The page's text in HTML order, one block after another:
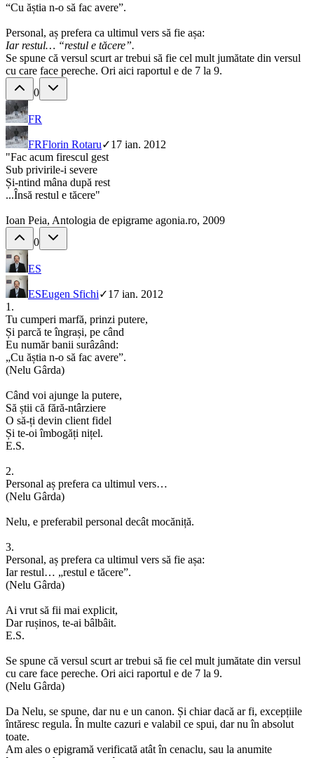
“Cu ăștia n-o să fac avere”.
Personal, aș prefera ca ultimul vers să fie așa:
Iar restul… “restul e tăcere”.
Se spune că versul scurt ar trebui să fie cel mult jumătate din versul
cu care face pereche. Ori aici raportul e de 7 la 9.
0
FR
FRFlorin Rotaru✓17 ian. 2012
"Fac acum firescul gest
Sub privirile-i severe
Și-ntind mâna după rest
...Însă restul e tăcere"
Ioan Peia, Antologia de epigrame agonia.ro, 2009
0
ES
ESEugen Sfichi✓17 ian. 2012
1.
Tu cumperi marfă, prinzi putere,
Și parcă te îngrași, pe când
Eu număr banii surâzând:
„Cu ăștia n-o să fac avere”.
(Nelu Gârda)
Când voi ajunge la putere,
Să știi că fără-ntârziere
O să-ți devin client fidel
Și te-oi îmbogăți nițel.
E.S.
2.
Personal aș prefera ca ultimul vers…
(Nelu Gârda)
Nelu, e preferabil personal decât mocăniță.
3.
Personal, aș prefera ca ultimul vers să fie așa:
Iar restul… „restul e tăcere”.
(Nelu Gârda)
Ai vrut să fii mai explicit,
Dar rușinos, te-ai bâlbâit.
E.S.
Se spune că versul scurt ar trebui să fie cel mult jumătate din versul
cu care face pereche. Ori aici raportul e de 7 la 9.
(Nelu Gârda)
Da Nelu, se spune, dar nu e un canon. Și chiar dacă ar fi, excepțiile
întăresc regula. În multe cazuri e valabil ce spui, dar nu în absolut
toate.
Am ales o epigramă verificată atât în cenaclu, sau la anumite